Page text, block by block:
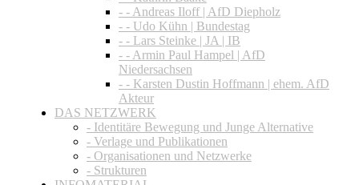
- - Andreas Iloff | AfD Diepholz
- - Udo Kühn | Bundestag
- - Lars Steinke | JA | IB
- - Armin Paul Hampel | AfD
Niedersachsen
- - Karsten Dustin Hoffmann | ehem. AfD
Akteur
DAS NETZWERK
- Identitäre Bewegung und Junge Alternative
- Verlage und Publikationen
- Organisationen und Netzwerke
- Strukturen